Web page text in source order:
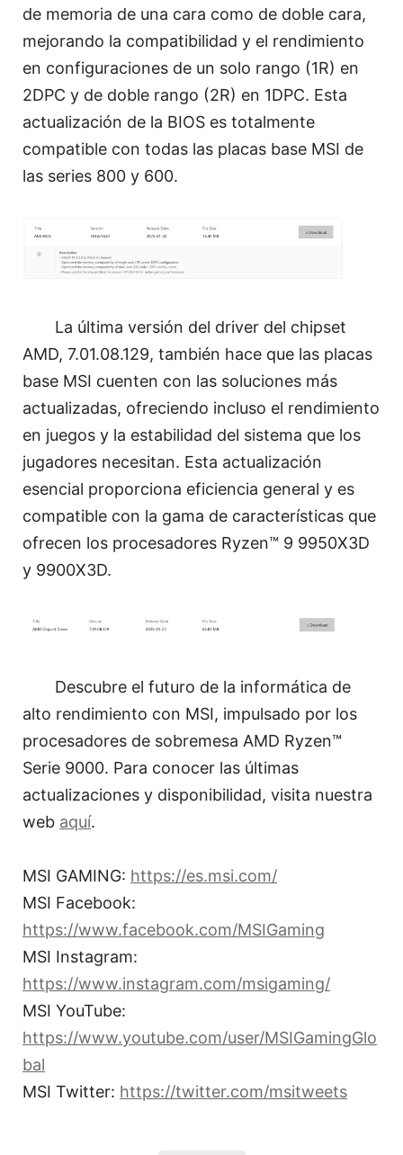
de memoria de una cara como de doble cara,
mejorando la compatibilidad y el rendimiento
en configuraciones de un solo rango (1R) en
2DPC y de doble rango (2R) en 1DPC. Esta
actualización de la BIOS es totalmente
compatible con todas las placas base MSI de
las series 800 y 600.
La última versión del driver del chipset
AMD, 7.01.08.129, también hace que las placas
base MSI cuenten con las soluciones más
actualizadas, ofreciendo incluso el rendimiento
en juegos y la estabilidad del sistema que los
jugadores necesitan. Esta actualización
esencial proporciona eficiencia general y es
compatible con la gama de características que
ofrecen los procesadores Ryzen™ 9 9950X3D
y 9900X3D.
Descubre el futuro de la informática de
alto rendimiento con MSI, impulsado por los
procesadores de sobremesa AMD Ryzen™
Serie 9000. Para conocer las últimas
actualizaciones y disponibilidad, visita nuestra
web aquí.
MSI GAMING: https://es.msi.com/
MSI Facebook:
https://www.facebook.com/MSIGaming
MSI Instagram:
https://www.instagram.com/msigaming/
MSI YouTube:
https://www.youtube.com/user/MSIGamingGlo
bal
MSI Twitter: https://twitter.com/msitweets